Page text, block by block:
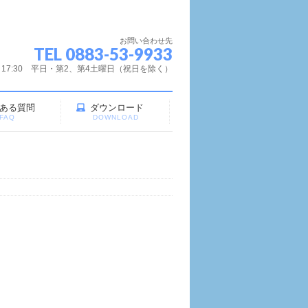
お問い合わせ先
TEL 0883-53-9933
平日・第2、第4土曜日（祝日を除く）
る質問
FAQ
ダウンロード
DOWNLOAD